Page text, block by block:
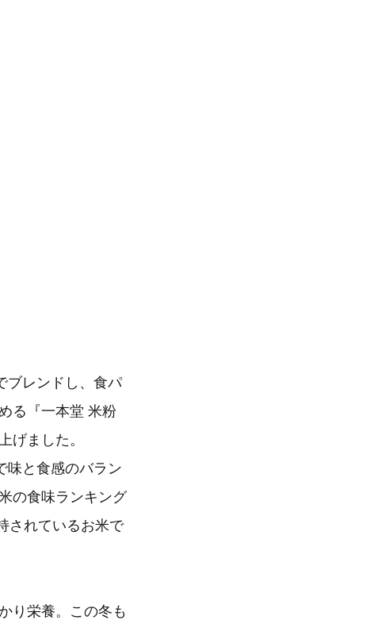
ブレンドし、食パ
る『一本堂 米粉
げました。
味と食感のバラン
の食味ランキング
されているお米で
り栄養。この冬も